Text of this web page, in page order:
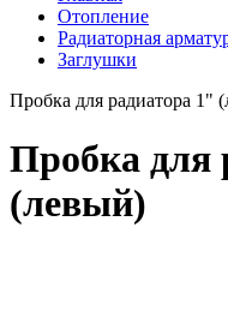
Отопление
Радиаторная
Заглушки
Пробка для радиатора 1"
Пробка для
(левый)